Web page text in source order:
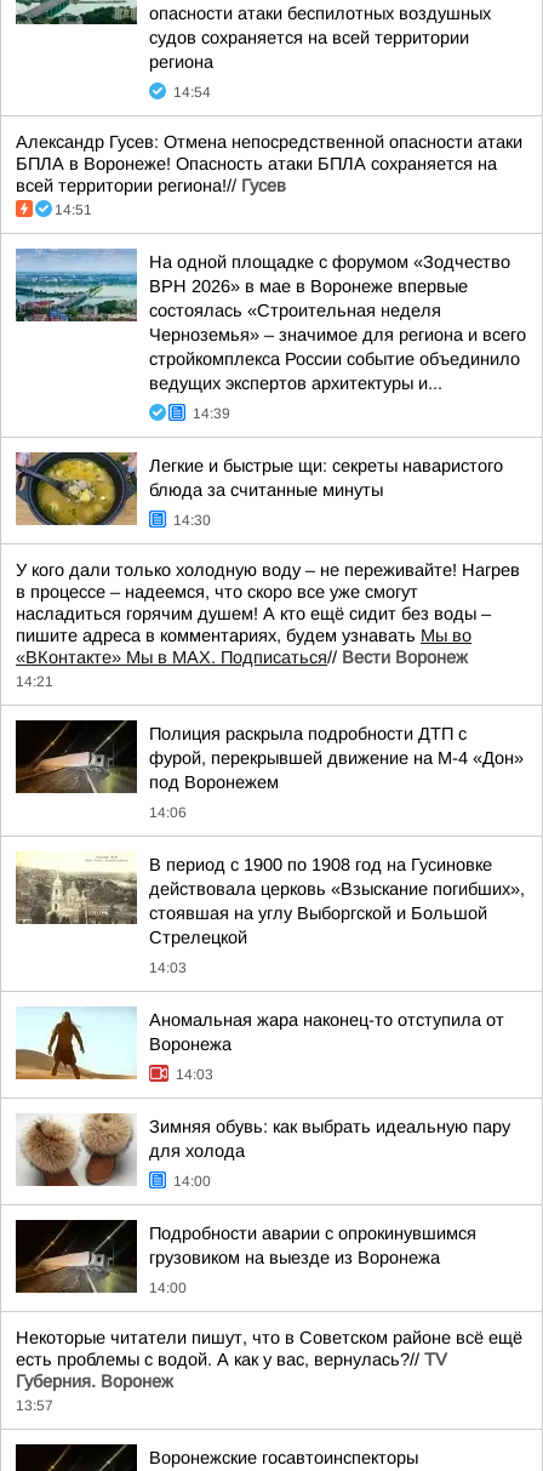
опасности атаки беспилотных воздушных
судов сохраняется на всей территории
региона
14:54
Александр Гусев: Отмена непосредственной опасности атаки
БПЛА в Воронеже! Опасность атаки БПЛА сохраняется на
всей территории региона!// Гусев
14:51
На одной площадке с форумом «Зодчество
ВРН 2026» в мае в Воронеже впервые
состоялась «Строительная неделя
Черноземья» – значимое для региона и всего
стройкомплекса России событие объединило
ведущих экспертов архитектуры и...
14:39
Легкие и быстрые щи: секреты наваристого
блюда за считанные минуты
14:30
У кого дали только холодную воду – не переживайте! Нагрев
в процессе – надеемся, что скоро все уже смогут
насладиться горячим душем! А кто ещё сидит без воды –
пишите адреса в комментариях, будем узнавать Мы во
«ВКонтакте» Мы в MAX. Подписаться// Вести Воронеж
14:21
Полиция раскрыла подробности ДТП с
фурой, перекрывшей движение на М-4 «Дон»
под Воронежем
14:06
В период с 1900 по 1908 год на Гусиновке
действовала церковь «Взыскание погибших»,
стоявшая на углу Выборгской и Большой
Стрелецкой
14:03
Аномальная жара наконец-то отступила от
Воронежа
14:03
Зимняя обувь: как выбрать идеальную пару
для холода
14:00
Подробности аварии с опрокинувшимся
грузовиком на выезде из Воронежа
14:00
Некоторые читатели пишут, что в Советском районе всё ещё
есть проблемы с водой. А как у вас, вернулась?// TV
Губерния. Воронеж
13:57
Воронежские госавтоинспекторы